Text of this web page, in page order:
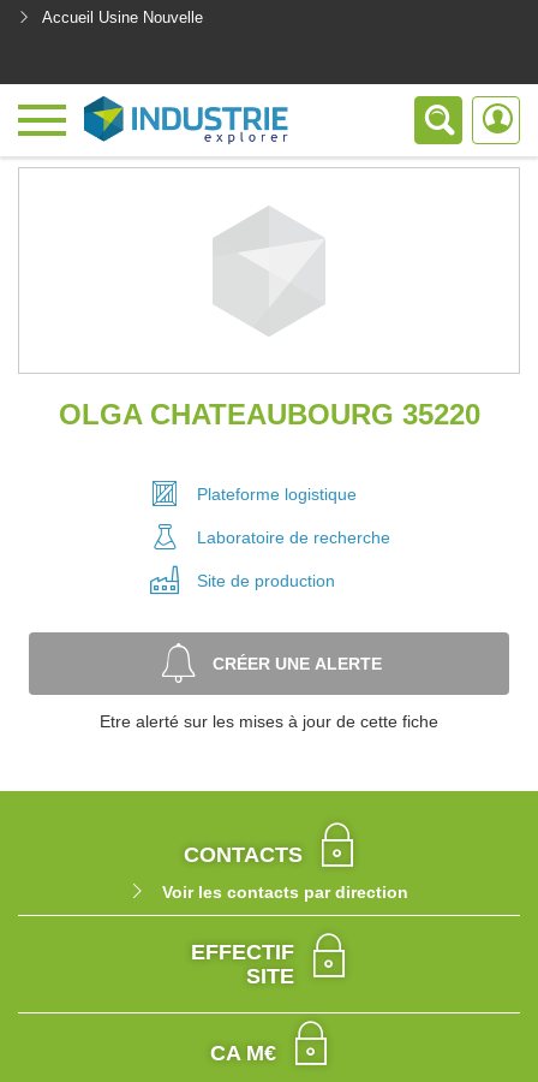
Accueil Usine Nouvelle
OLGA CHATEAUBOURG 35220
Plateforme logistique
Laboratoire de recherche
Site de production
CRÉER UNE ALERTE
Etre alerté sur les mises à jour de cette fiche
CONTACTS
Voir les contacts par direction
EFFECTIF
SITE
CA M€